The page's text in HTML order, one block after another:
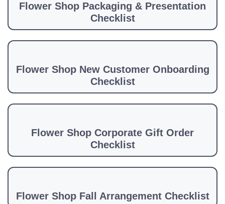
Flower Shop Packaging & Presentation
Checklist
Flower Shop New Customer Onboarding
Checklist
Flower Shop Corporate Gift Order
Checklist
Flower Shop Fall Arrangement Checklist